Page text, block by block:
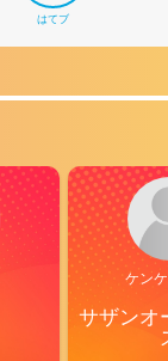
はてブ
ケン
サザンオ